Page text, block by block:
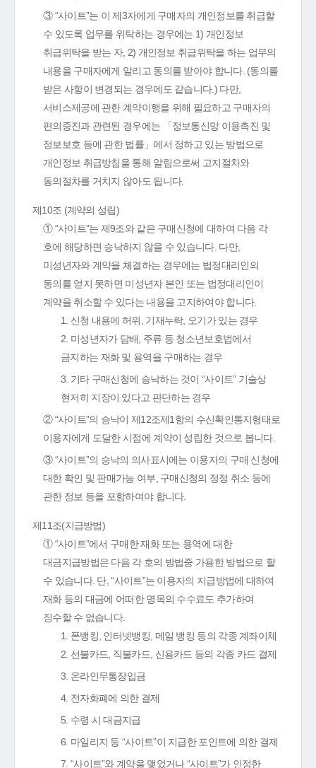
③ “사이트”는 이 제3자에게 구매자의 개인정보를 취급할
수 있도록 업무를 위탁하는 경우에는 1) 개인정보
취급위탁을 받는 자, 2) 개인정보 취급위탁을 하는 업무의
내용을 구매자에게 알리고 동의를 받아야 합니다. (동의를
받은 사항이 변경되는 경우에도 같습니다.) 다만,
서비스제공에 관한 계약이행을 위해 필요하고 구매자의
편의증진과 관련된 경우에는 「정보통신망 이용촉진 및
정보보호 등에 관한 법률」에서 정하고 있는 방법으로
개인정보 취급방침을 통해 알림으로써 고지절차와
동의절차를 거치지 않아도 됩니다.
제10조 (계약의 성립)
① “사이트”는 제9조와 같은 구매신청에 대하여 다음 각
호에 해당하면 승낙하지 않을 수 있습니다. 다만,
미성년자와 계약을 체결하는 경우에는 법정대리인의
동의를 얻지 못하면 미성년자 본인 또는 법정대리인이
계약을 취소할 수 있다는 내용을 고지하여야 합니다.
1. 신청 내용에 허위, 기재누락, 오기가 있는 경우
2. 미성년자가 담배, 주류 등 청소년보호법에서
금지하는 재화 및 용역을 구매하는 경우
3. 기타 구매신청에 승낙하는 것이 “사이트” 기술상
현저히 지장이 있다고 판단하는 경우
② “사이트”의 승낙이 제12조제1항의 수신확인통지형태로
이용자에게 도달한 시점에 계약이 성립한 것으로 봅니다.
③ “사이트”의 승낙의 의사표시에는 이용자의 구매 신청에
대한 확인 및 판매가능 여부, 구매신청의 정정 취소 등에
관한 정보 등을 포함하여야 합니다.
제11조(지급방법)
① “사이트”에서 구매한 재화 또는 용역에 대한
대금지급방법은 다음 각 호의 방법중 가용한 방법으로 할
수 있습니다. 단, “사이트”는 이용자의 지급방법에 대하여
재화 등의 대금에 어떠한 명목의 수수료도 추가하여
징수할 수 없습니다.
1. 폰뱅킹, 인터넷뱅킹, 메일 뱅킹 등의 각종 계좌이체
2. 선불카드, 직불카드, 신용카드 등의 각종 카드 결제
3. 온라인무통장입금
4. 전자화폐에 의한 결제
5. 수령 시 대금지급
6. 마일리지 등 “사이트”이 지급한 포인트에 의한 결제
7. “사이트”와 계약을 맺었거나 “사이트”가 인정한